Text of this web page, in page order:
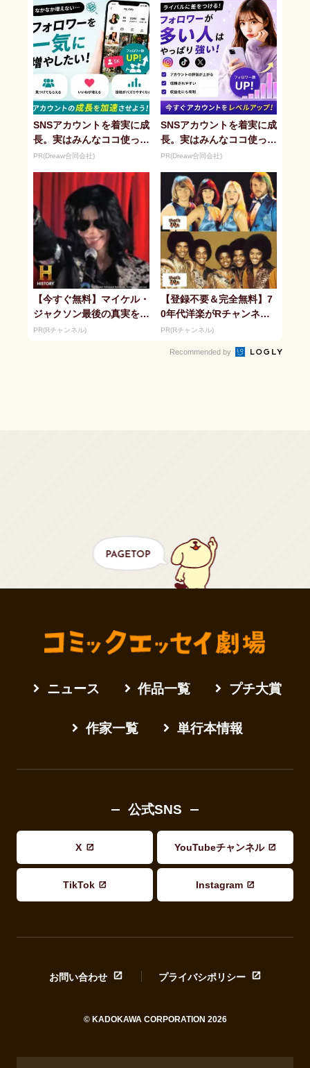
SNSアカウントを着実に成
長。実はみんなココ使って
ます。
PR(Dreaw合同会社)
SNSアカウントを着実に成
長。実はみんなココ使って
ます。
PR(Dreaw合同会社)
【今すぐ無料】マイケル・
ジャクソン最後の真実をR
チャンネルで
PR(Rチャンネル)
【登録不要＆完全無料】7
0年代洋楽がRチャンネル
で見放題
PR(Rチャンネル)
Recommended by
ニュース 作品一覧 プチ大賞
作家一覧 単行本情報
公式SNS
X YouTubeチャンネル
TikTok Instagram
お問い合わせ プライバシポリシー
© KADOKAWA CORPORATION 2026